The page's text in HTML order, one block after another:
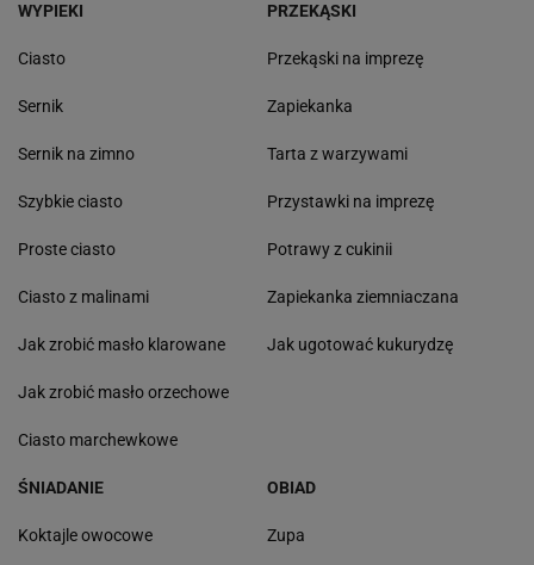
WYPIEKI
Ciasto
Sernik
Sernik na zimno
Szybkie ciasto
Proste ciasto
Ciasto z malinami
Jak zrobić masło klarowane
Jak zrobić masło orzechowe
Ciasto marchewkowe
PRZEKĄSKI
Przekąski na imprezę
Zapiekanka
Tarta z warzywami
Przystawki na imprezę
Potrawy z cukinii
Zapiekanka ziemniaczana
Jak ugotować kukurydzę
ŚNIADANIE
Koktajle owocowe
OBIAD
Zupa